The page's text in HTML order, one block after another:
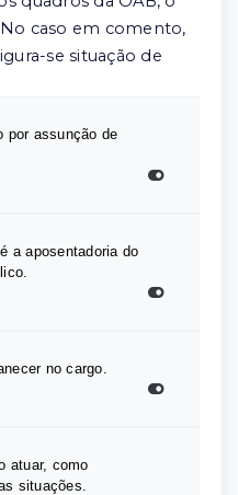
caso em comento,
se situação de
por assunção de
a aposentadoria do
no cargo.
atuar, como
situações.